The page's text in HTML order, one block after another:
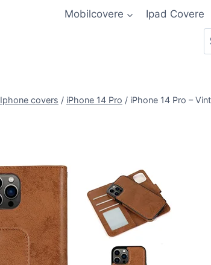
Mobilcovere Ipad Covere
Iphone covers / iPhone 14 Pro / iPhone 14 Pro –